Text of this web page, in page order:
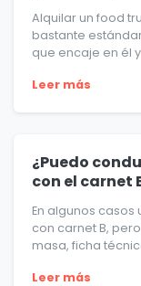
Alquilar un food
bastante
que encaje en él
Leer más
¿Puedo
con el carnet
En algunos
con carnet B,
masa, ficha
Leer más